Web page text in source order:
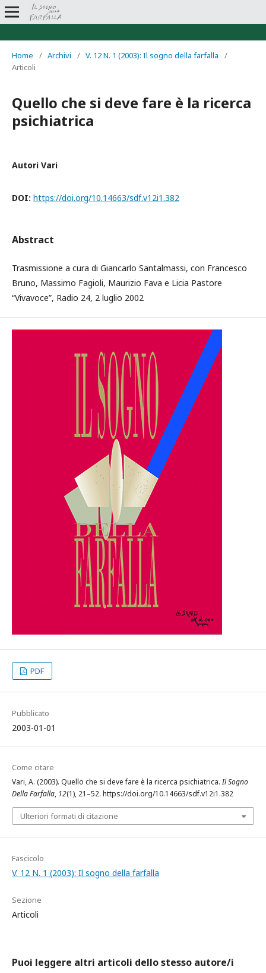
Home / Archivi / V. 12 N. 1 (2003): Il sogno della farfalla
/
Articoli
Quello che si deve fare è la ricerca
psichiatrica
Autori Vari
DOI: https://doi.org/10.14663/sdf.v12i1.382
Abstract
Trasmissione a cura di Giancarlo Santalmassi, con Francesco
Bruno, Massimo Fagioli, Maurizio Fava e Licia Pastore
“Vivavoce”, Radio 24, 2 luglio 2002
PDF
Pubblicato
2003-01-01
Come citare
Vari, A. (2003). Quello che si deve fare è la ricerca psichiatrica.Il Sogno
Della Farfalla, 12(1), 21–52. https://doi.org/10.14663/sdf.v12i1.382
Ulteriori formati di citazione
Fascicolo
V. 12 N. 1 (2003): Il sogno della farfalla
Sezione
Articoli
Puoi leggere altri articoli dello stesso autore/i